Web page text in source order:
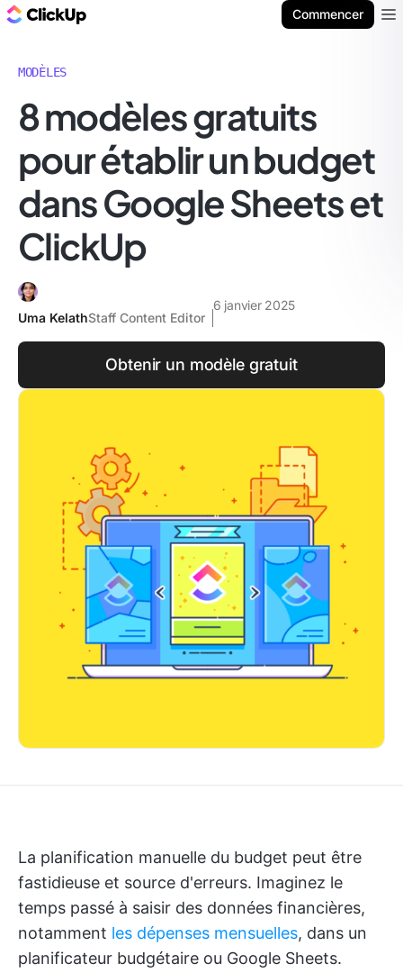
Commencer
MODÈLES
8 modèles gratuits
pour établir un budget
dans Google Sheets et
ClickUp
Uma KelathStaff Content Editor
6 janvier 2025
Obtenir un modèle gratuit
La planification manuelle du budget peut être
fastidieuse et source d'erreurs. Imaginez le
temps passé à saisir des données financières,
notamment les dépenses mensuelles, dans un
planificateur budgétaire ou Google Sheets.